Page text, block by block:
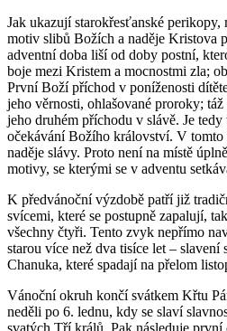
Jak ukazují starokřesťanské
motiv slibů Božích a naděje Kristova
adventní doba liší od doby postní,
boje mezi Kristem a mocnostmi zla;
První Boží příchod v poníženosti
jeho věrnosti, ohlašované proroky;
jeho druhém příchodu v slávě. Je
očekávání Božího království. V tomto
naděje slávy. Proto není na místě
motivy, se kterými se v adventu
K předvánoční výzdobě patří již
svícemi, které se postupně zapalují,
všechny čtyři. Tento zvyk nepřímo
starou více než dva tisíce let – slavení
Chanuka, které spadají na přelom
Vánoční okruh končí svátkem Křtu
neděli po 6. lednu, kdy se slaví
svatých Tří králů. Pak následuje